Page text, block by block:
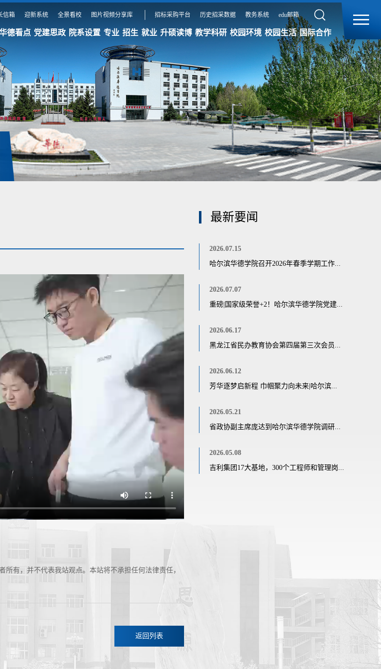
信箱 迎新系统 全景看校 图片视频分享库 招标采购平台 历史招采数据 教务系统 edu邮箱
德看点 党建思政 院系设置 专业 招生 就业 升硕读博 教学科研 校园环境 校园生活 国际合作
有，并不代表我站观点。本站将不承担任何法律责任，
返回列表
最新要闻
2026.07.15
哈尔滨华德学院召开2026年春季学期工作...
2026.07.07
重磅|国家级荣誉+2！哈尔滨华德学院党建...
2026.06.17
黑龙江省民办教育协会第四届第三次会员...
2026.06.12
芳华逐梦启新程 巾帼聚力向未来|哈尔滨...
2026.05.21
省政协副主席庞达到哈尔滨华德学院调研...
2026.05.08
吉利集团17大基地，300个工程师和管理岗...